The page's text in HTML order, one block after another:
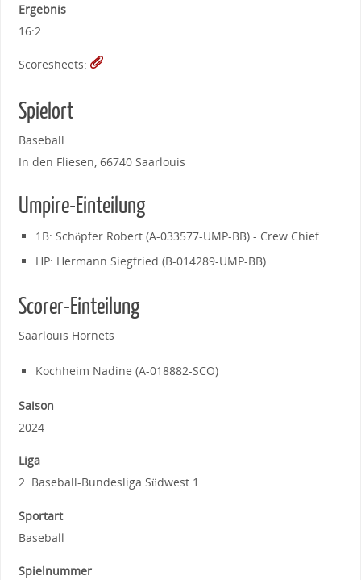
Ergebnis
16:2
Scoresheets:
Spielort
Baseball
In den Fliesen, 66740 Saarlouis
Umpire-Einteilung
1B: Schöpfer Robert (A-033577-UMP-BB) - Crew Chief
HP: Hermann Siegfried (B-014289-UMP-BB)
Scorer-Einteilung
Saarlouis Hornets
Kochheim Nadine (A-018882-SCO)
Saison
2024
Liga
2. Baseball-Bundesliga Südwest 1
Sportart
Baseball
Spielnummer